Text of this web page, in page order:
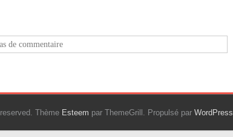
de commentaire
Thème Esteem par ThemeGrill. Propulsé par WordPress